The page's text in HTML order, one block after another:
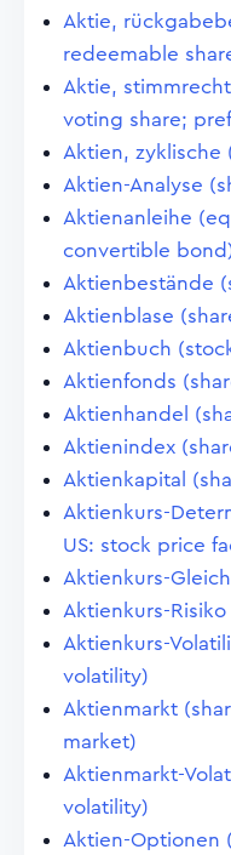
Aktie,
redeemable
Aktie,
voting share;
Aktien, zyklische
Aktien-Analyse
Aktienanleihe
convertible
Aktienbestände
Aktienblase
Aktienbuch
Aktienfonds
Aktienhandel
Aktienindex
Aktienkapital
Aktienkurs-
US: stock price
Aktienkurs-
Aktienkurs-
Aktienkurs-
volatility)
Aktienmarkt
market)
Aktienmarkt-
volatility)
Aktien-Optionen